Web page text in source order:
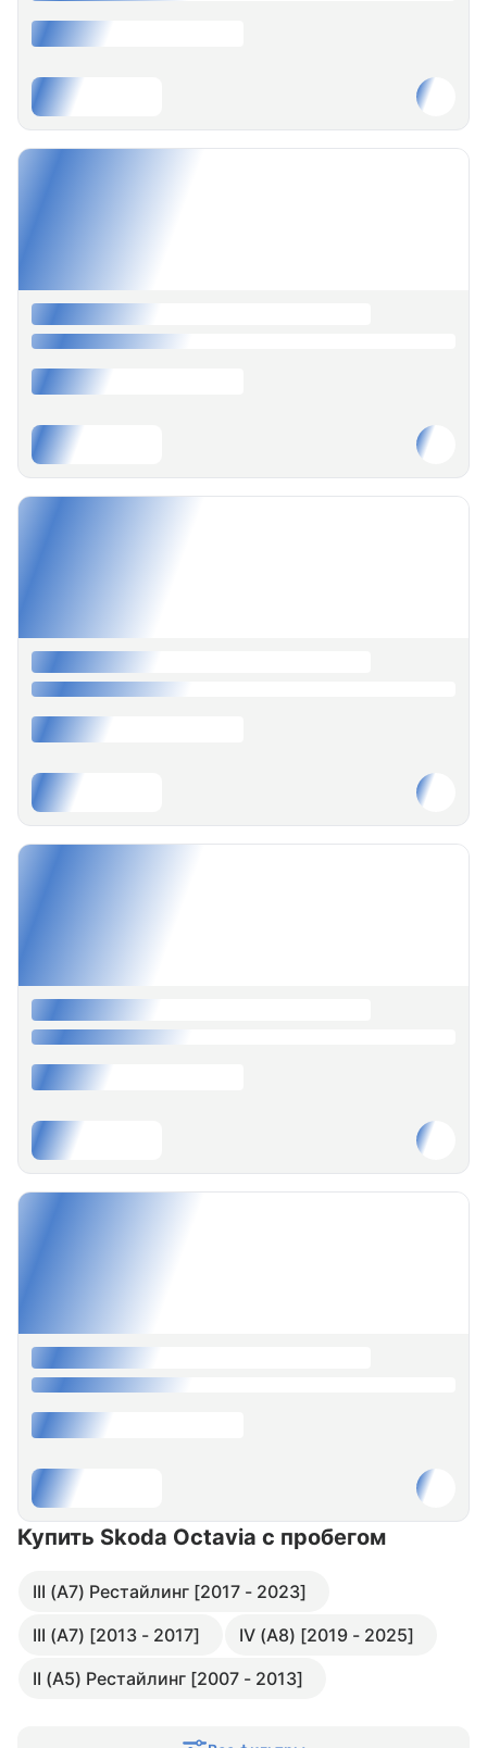
Купить Skoda Octavia с пробегом
III (A7) Рестайлинг [2017 - 2023]
III (A7) [2013 - 2017]
IV (A8) [2019 - 2025]
II (A5) Рестайлинг [2007 - 2013]